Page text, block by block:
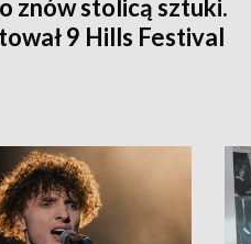
znów stolicą sztuki.
9 Hills Festival